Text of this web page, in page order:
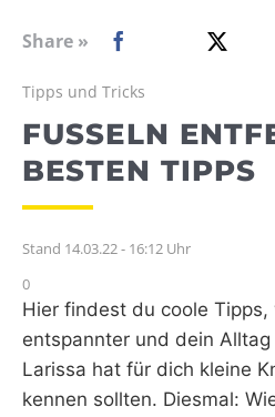
WEBRADIO
Share »
Tipps und Tricks
FUSSELN
BESTEN TIPPS
Stand 14.03.22 - 16:12 Uhr
0
Hier findest du coole
entspannter und dein
Larissa hat für dich kleine
kennen sollten. Diesmal: